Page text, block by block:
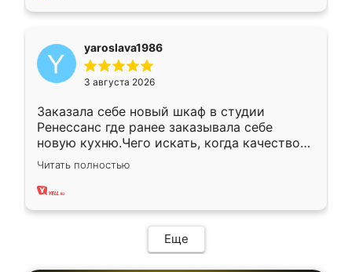
yaroslava1986
3 августа 2026
Заказала себе новый шкаф в студии
Ренессанс где ранее заказывала себе
новую кухню.Чего искать, когда качеством
вполне довольна. Служит кухня уже почти
два года, нареканий нет.
Читать полностью
Еще